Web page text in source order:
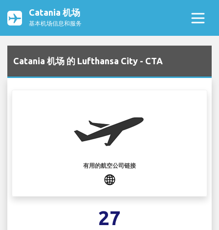
Catania 机场
基本机场信息和服务
Catania 机场 的 Lufthansa City - CTA
有用的航空公司链接
27